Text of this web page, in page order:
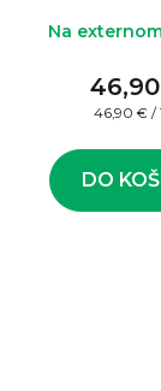
Na
46,90 € /
DO